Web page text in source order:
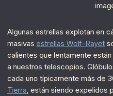
Algunas estrellas explotan en
masivas estrellas Wolf-Rayet
calientes que lentamente
a nuestros telescopios.
cada uno típicamente más de
Tierra, están siendo expelidos